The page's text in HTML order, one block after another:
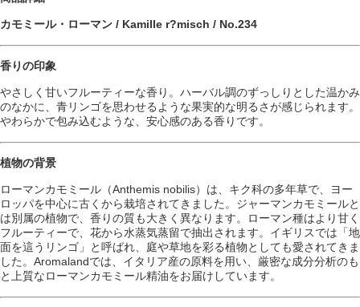
カモミール・ローマン / Kamille r?misch / No.234
香りの印象
やさしく甘いフルーティーな香り。ハーバル調のずっしりとした温かみ
のなかに、青リンゴを思わせるような果実的な明るさが感じられます。
やわらかで包み込むような、安心感のある香りです。
植物の背景
ローマンカモミール（Anthemis nobilis）は、キク科の多年草で、ヨー
ロッパを中心に古くから栽培されてきました。ジャーマンカモミールと
は別属の植物で、香りの質も大きく異なります。ローマン種はより甘く
フルーティーで、花から水蒸気蒸留で抽出されます。イギリスでは「地
面を這うリンゴ」と呼ばれ、庭や草地を彩る植物としても愛されてきま
した。Aromalandでは、イタリア産の原料を用い、厳密な成分分析のも
と上質なローマンカモミール精油をお届けしています。